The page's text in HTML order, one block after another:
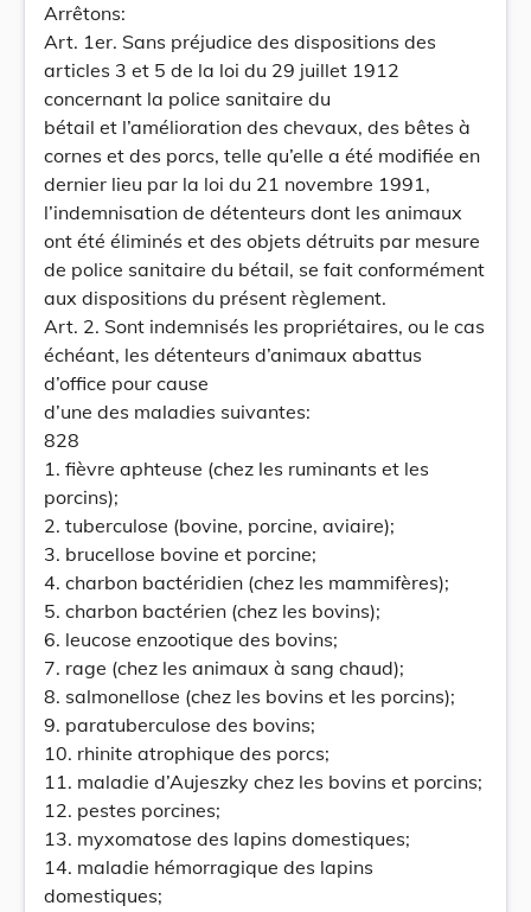
Arrêtons:
Art. 1er. Sans préjudice des dispositions des
articles 3 et 5 de la loi du 29 juillet 1912
concernant la police sanitaire du
bétail et l’amélioration des chevaux, des bêtes à
cornes et des porcs, telle qu’elle a été modifiée en
dernier lieu par la loi du 21 novembre 1991,
l’indemnisation de détenteurs dont les animaux
ont été éliminés et des objets détruits par mesure
de police sanitaire du bétail, se fait conformément
aux dispositions du présent règlement.
Art. 2. Sont indemnisés les propriétaires, ou le cas
échéant, les détenteurs d’animaux abattus
d’office pour cause
d’une des maladies suivantes:
828
1. fièvre aphteuse (chez les ruminants et les
porcins);
2. tuberculose (bovine, porcine, aviaire);
3. brucellose bovine et porcine;
4. charbon bactéridien (chez les mammifères);
5. charbon bactérien (chez les bovins);
6. leucose enzootique des bovins;
7. rage (chez les animaux à sang chaud);
8. salmonellose (chez les bovins et les porcins);
9. paratuberculose des bovins;
10. rhinite atrophique des porcs;
11. maladie d’Aujeszky chez les bovins et porcins;
12. pestes porcines;
13. myxomatose des lapins domestiques;
14. maladie hémorragique des lapins
domestiques;